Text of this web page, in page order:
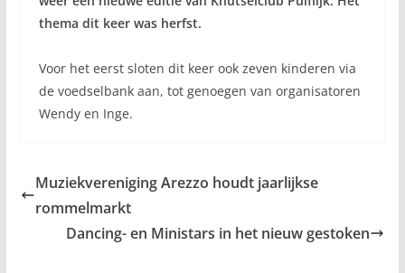
thema dit keer was herfst.
Voor het eerst sloten dit keer ook zeven kinderen via
de voedselbank aan, tot genoegen van organisatoren
Wendy en Inge.
Muziekvereniging Arezzo houdt jaarlijkse
rommelmarkt
Dancing- en Ministars in het nieuw gestoken